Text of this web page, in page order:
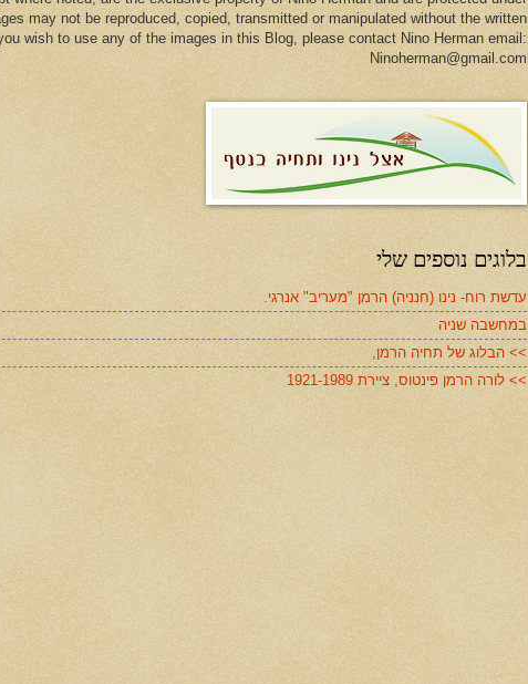
may not be reproduced, copied, transmitted or manipulated without the written
wish to use any of the images in this Blog, please contact Nino Herman email:
Ninoherman@gmail.com
בלוגים נוספים שלי
עדשת רוח- נינו (חנניה) הרמן "מעריב" אנרגי.
במחשבה שניה
>> הבלוג של תחיה הרמן,
>> לורה הרמן פינטוס, ציירת 1921-1989